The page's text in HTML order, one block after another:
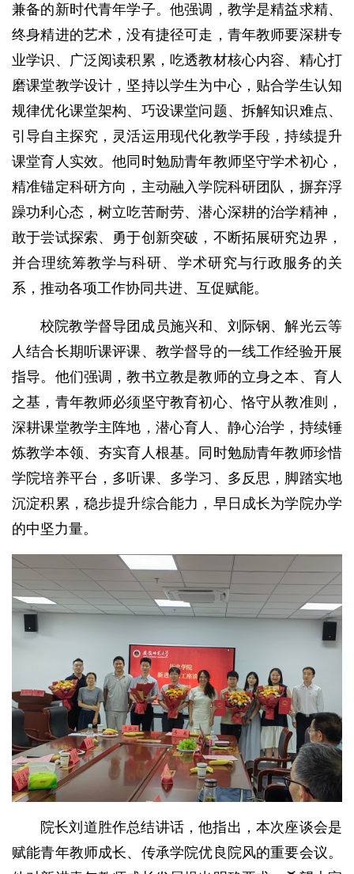
兼备的新时代青年学子。他强调，教学是精益求精、
终身精进的艺术，没有捷径可走，青年教师要深耕专
业学识、广泛阅读积累，吃透教材核心内容、精心打
磨课堂教学设计，坚持以学生为中心，贴合学生认知
规律优化课堂架构、巧设课堂问题、拆解知识难点、
引导自主探究，灵活运用现代化教学手段，持续提升
课堂育人实效。他同时勉励青年教师坚守学术初心，
精准锚定科研方向，主动融入学院科研团队，摒弃浮
躁功利心态，树立吃苦耐劳、潜心深耕的治学精神，
敢于尝试探索、勇于创新突破，不断拓展研究边界，
并合理统筹教学与科研、学术研究与行政服务的关
系，推动各项工作协同共进、互促赋能。
校院教学督导团成员施兴和、刘际钢、解光云等
人结合长期听课评课、教学督导的一线工作经验开展
指导。他们强调，教书立教是教师的立身之本、育人
之基，青年教师必须坚守教育初心、恪守从教准则，
深耕课堂教学主阵地，潜心育人、静心治学，持续锤
炼教学本领、夯实育人根基。同时勉励青年教师珍惜
学院培养平台，多听课、多学习、多反思，脚踏实地
沉淀积累，稳步提升综合能力，早日成长为学院办学
的中坚力量。
院长刘道胜作总结讲话，他指出，本次座谈会是
赋能青年教师成长、传承学院优良院风的重要会议。